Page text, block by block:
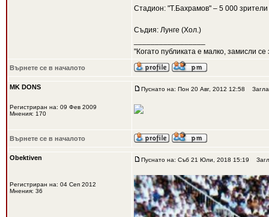
Стадион: "Т.Бахрамов" – 5 000 зрители
Съдия: Лунге (Хол.)
"Когато публиката е малко, замисли
Върнете се в началото
MK DONS
Регистриран на: 09 Фев 2009
Мнения: 170
Пуснато на: Пон 20 Авг, 2012 12:58
Върнете се в началото
Obektiven
Регистриран на: 04 Сеп 2012
Мнения: 36
Пуснато на: Съб 21 Юли, 2018 15:19